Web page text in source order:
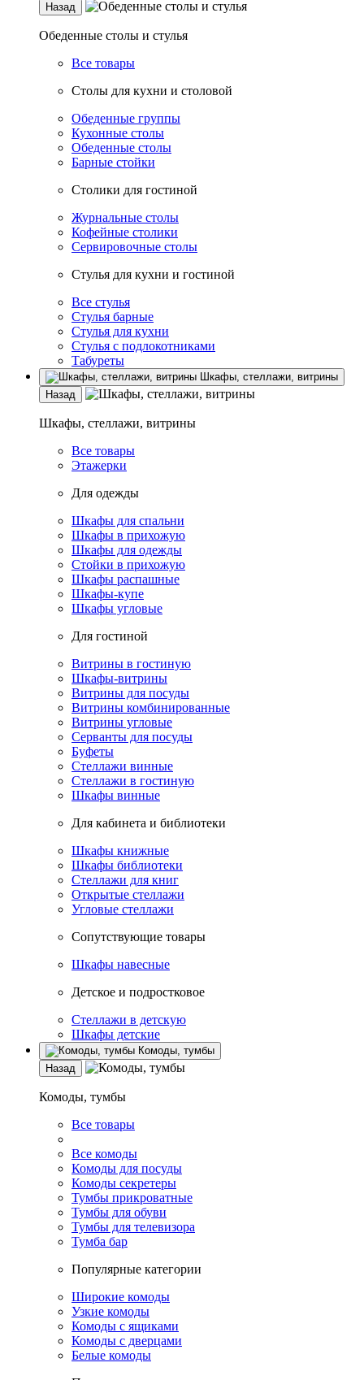
Назад
Обеденные столы и стулья
Все товары
Столы для кухни и столовой
Обеденные группы
Кухонные столы
Обеденные столы
Барные стойки
Столики для гостиной
Журнальные столы
Кофейные столики
Сервировочные столы
Стулья для кухни и гостиной
Все стулья
Стулья барные
Стулья для кухни
Стулья с подлокотниками
Табуреты
Шкафы, стеллажи, витрины
Назад
Шкафы, стеллажи, витрины
Все товары
Этажерки
Для одежды
Шкафы для спальни
Шкафы в прихожую
Шкафы для одежды
Стойки в прихожую
Шкафы распашные
Шкафы-купе
Шкафы угловые
Для гостиной
Витрины в гостиную
Шкафы-витрины
Витрины для посуды
Витрины комбинированные
Витрины угловые
Серванты для посуды
Буфеты
Стеллажи винные
Стеллажи в гостиную
Шкафы винные
Для кабинета и библиотеки
Шкафы книжные
Шкафы библиотеки
Стеллажи для книг
Открытые стеллажи
Угловые стеллажи
Сопутствующие товары
Шкафы навесные
Детское и подростковое
Стеллажи в детскую
Шкафы детские
Комоды, тумбы
Назад
Комоды, тумбы
Все товары
Все комоды
Комоды для посуды
Комоды секретеры
Тумбы прикроватные
Тумбы для обуви
Тумбы для телевизора
Тумба бар
Популярные категории
Широкие комоды
Узкие комоды
Комоды с ящиками
Комоды с дверцами
Белые комоды